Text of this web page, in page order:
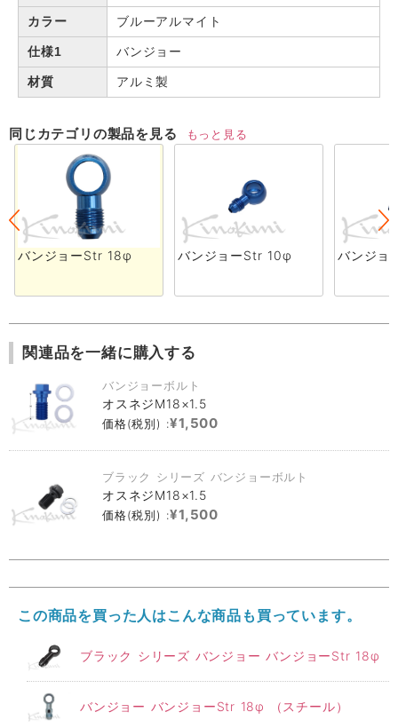
カラー ブルーアルマイト
仕様1 バンジョー
材質 アルミ製
同じカテゴリの製品を見る もっと見る
バンジョーStr 18φ バンジョーStr 10φ バンジョ
関連品を一緒に購入する
バンジョーボルト
オスネジM18×1.5
価格(税別) :¥1,500
ブラック シリーズ バンジョーボルト
オスネジM18×1.5
価格(税別) :¥1,500
この商品を買った人はこんな商品も買っています。
ブラック シリーズ バンジョー バンジョーStr 18φ
バンジョー バンジョーStr 18φ （スチール）